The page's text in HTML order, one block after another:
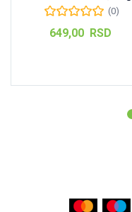
(0)
649,00 RSD